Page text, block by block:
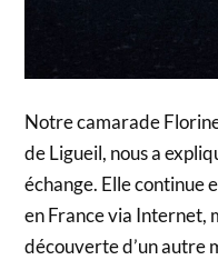
Notre camarade
de Ligueil, nous a
échange. Elle continue
en France via Internet,
découverte d’un autre